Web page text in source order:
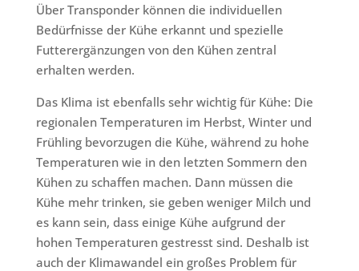
Über Transponder können die individuellen
Bedürfnisse der Kühe erkannt und spezielle
Futterergänzungen von den Kühen zentral
erhalten werden.
Das Klima ist ebenfalls sehr wichtig für Kühe: Die
regionalen Temperaturen im Herbst, Winter und
Frühling bevorzugen die Kühe, während zu hohe
Temperaturen wie in den letzten Sommern den
Kühen zu schaffen machen. Dann müssen die
Kühe mehr trinken, sie geben weniger Milch und
es kann sein, dass einige Kühe aufgrund der
hohen Temperaturen gestresst sind. Deshalb ist
auch der Klimawandel ein großes Problem für